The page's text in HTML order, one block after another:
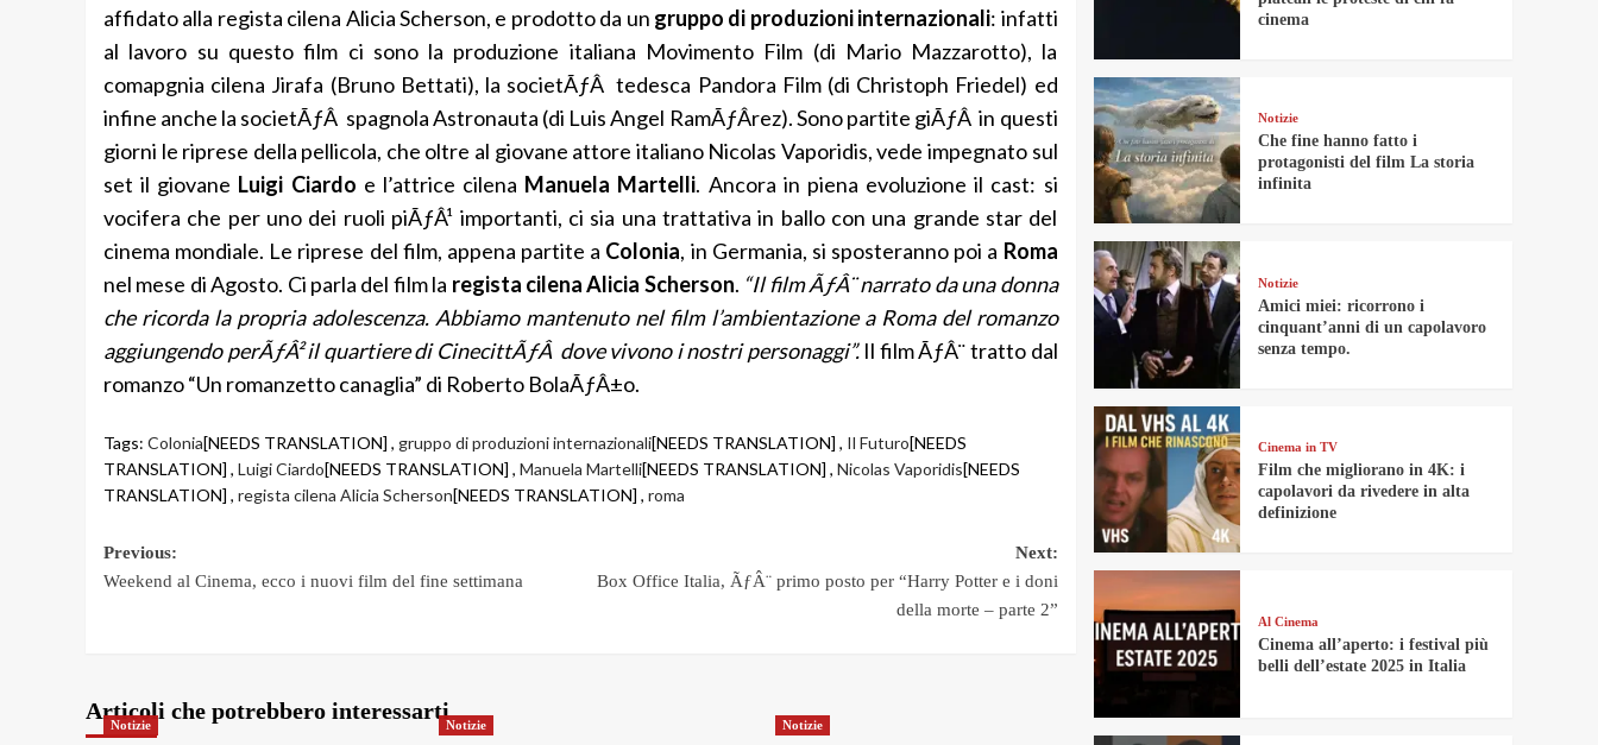
affidato alla regista cilena Alicia Scherson, e prodotto da un gruppo di produzioni internazionali: infatti
al lavoro su questo film ci sono la produzione italiana Movimento Film (di Mario Mazzarotto), la
comapgnia cilena Jirafa (Bruno Bettati), la societÃƒÂ tedesca Pandora Film (di Christoph Friedel) ed
infine anche la societÃƒÂ spagnola Astronauta (di Luis Angel RamÃƒÂ­rez). Sono partite giÃƒÂ in questi
giorni le riprese della pellicola, che oltre al giovane attore italiano Nicolas Vaporidis, vede impegnato sul
set il giovane Luigi Ciardo e l’attrice cilena Manuela Martelli. Ancora in piena evoluzione il cast: si
vocifera che per uno dei ruoli piÃƒÂ¹ importanti, ci sia una trattativa in ballo con una grande star del
cinema mondiale. Le riprese del film, appena partite a Colonia, in Germania, si sposteranno poi a Roma
nel mese di Agosto. Ci parla del film la regista cilena Alicia Scherson. “Il film ÃƒÂ¨ narrato da una donna
che ricorda la propria adolescenza. Abbiamo mantenuto nel film l’ambientazione a Roma del romanzo
aggiungendo perÃƒÂ² il quartiere di CinecittÃƒÂ dove vivono i nostri personaggi”.Il film ÃƒÂ¨ tratto dal
romanzo “Un romanzetto canaglia” di Roberto BolaÃƒÂ±o.
Tags: Colonia[NEEDS TRANSLATION] , gruppo di produzioni internazionali[NEEDS TRANSLATION] , Il Futuro[NEEDS
TRANSLATION] , Luigi Ciardo[NEEDS TRANSLATION] , Manuela Martelli[NEEDS TRANSLATION] , Nicolas Vaporidis[NEEDS
TRANSLATION] , regista cilena Alicia Scherson[NEEDS TRANSLATION] , roma
Post
Previous:
Weekend al Cinema, ecco i nuovi film del fine settimana
Next:
Box Office Italia, ÃƒÂ¨ primo posto per “Harry Potter e i doni
della morte – parte 2”
Articoli che potrebbero interessarti
Notizie Notizie Notizie
cinema
Notizie
Che fine hanno fatto i
protagonisti del film La storia
infinita
Notizie
Amici miei: ricorrono i
cinquant’anni di un capolavoro
senza tempo.
Cinema in TV
Film che migliorano in 4K: i
capolavori da rivedere in alta
definizione
Al Cinema
Cinema all’aperto: i festival più
belli dell’estate 2025 in Italia